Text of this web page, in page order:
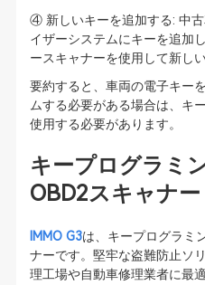
④ 新しいキーを追加する: 中
イザーシステムにキーを追加
ースキャナーを使用して新し
要約すると、車両の電子キー
ムする必要がある場合は、キ
使用する必要があります。
キープログラミ
OBD2スキャナー
IMMO G3は、キープログラミ
ナーです。堅牢な盗難防止ソ
理工場や自動車修理業者に最